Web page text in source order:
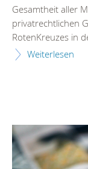
Gesamtheit aller
privatrechtlichen
RotenKreuzes in
Weiterlesen